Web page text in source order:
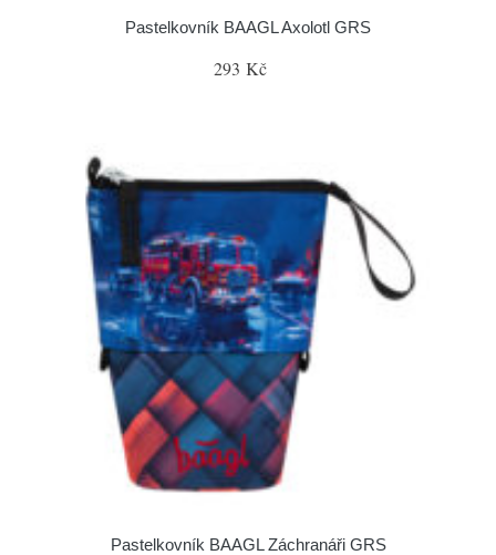
Pastelkovník BAAGL Axolotl GRS
293 Kč
Pastelkovník BAAGL Záchranáři GRS